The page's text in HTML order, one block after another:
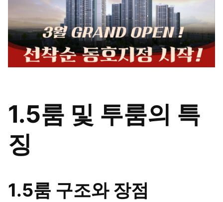
1.5룸 및 투룸의 특
징
1.5룸 구조와 장점